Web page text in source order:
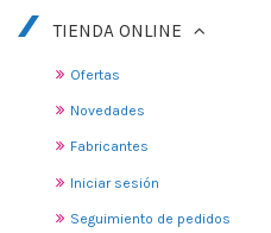
TIENDA ONLINE
Ofertas
Novedades
Fabricantes
Iniciar sesión
Seguimiento de pedidos